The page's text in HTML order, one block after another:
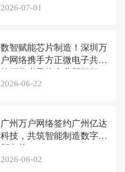
2026-07-01
数智赋能芯片制造！深圳万
户网络携手方正微电子共筑
2026-06-22
广州万户网络签约广州亿达
科技，共筑智能制造数字化
新名片
2026-06-02